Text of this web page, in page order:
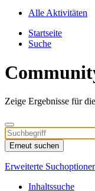
Alle Aktivitäten
Startseite
Suche
Zeige Ergebnisse für
Erneut suchen
Erweiterte
Inhaltssuche